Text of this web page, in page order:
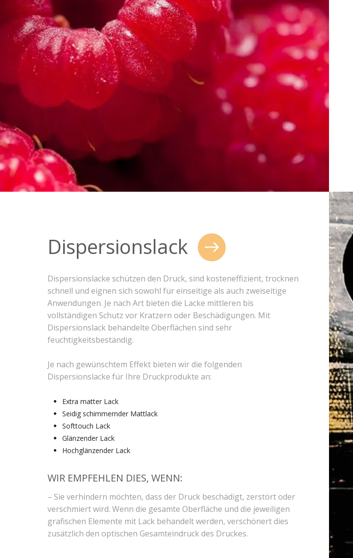
Dispersionslack
Dispersionslacke schützen den Druck, sind kosteneffizient, trocknen
schnell und eignen sich sowohl für einseitige als auch zweiseitige
Anwendungen. Je nach Art bieten die Lacke mittleren bis
vollständigen Schutz vor Kratzern oder Beschädigungen. Mit
Dispersionslack behandelte Oberflächen sind sehr
feuchtigkeitsbeständig.
Je nach gewünschtem Effekt bieten wir die folgenden
Dispersionslacke für Ihre Druckprodukte an:
Extra matter Lack
Seidig schimmernder Mattlack
Softtouch Lack
Glänzender Lack
Hochglänzender Lack
WIR EMPFEHLEN DIES, WENN:
– Sie verhindern möchten, dass der Druck beschädigt, zerstört oder
verschmiert wird. Wenn die gesamte Oberfläche und die jeweiligen
grafischen Elemente mit Lack behandelt werden, verschönert dies
zusätzlich den optischen Gesamteindruck des Druckes.